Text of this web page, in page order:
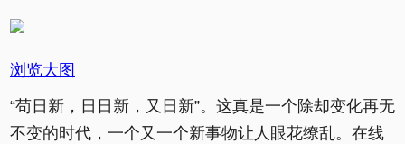
浏览大图
“苟日新，日日新，又日新”。这真是一个除却变化再无
不变的时代，一个又一个新事物让人眼花缭乱。在线